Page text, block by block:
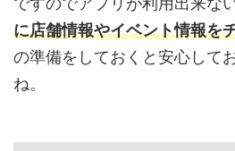
に店舗情報やイベント情報を
の準備をしておくと安心して
ね。